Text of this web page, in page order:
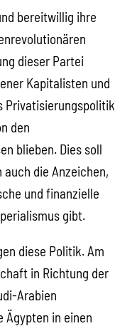
bereitwillig ihre
dieser Partei
Kapitalisten und
Privatisierungspolitik
den
blieben. Dies soll
die Anzeichen,
und finanzielle
gibt.
diese Politik. Am
in Richtung der
Arabien
in einen